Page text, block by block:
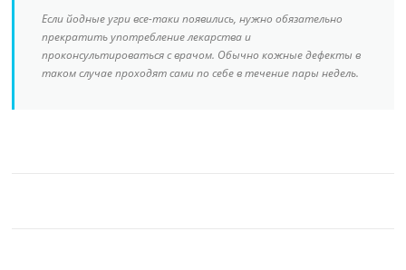
Если йодные угри все-таки появились, нужно обязательно
прекратить употребление лекарства и
проконсультироваться с врачом. Обычно кожные дефекты в
таком случае проходят сами по себе в течение пары недель.